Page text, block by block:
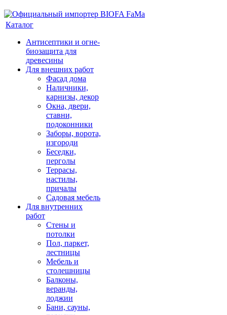
Каталог
Антисептики и огне-
биозащита для
древесины
Для внешних работ
Фасад дома
Наличники,
карнизы, декор
Окна, двери,
ставни,
подоконники
Заборы, ворота,
изгороди
Беседки,
перголы
Террасы,
настилы,
причалы
Садовая мебель
Для внутренних
работ
Стены и
потолки
Пол, паркет,
лестницы
Мебель и
столешницы
Балконы,
веранды,
лоджии
Бани, сауны,